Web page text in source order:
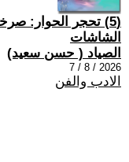
(5) تحجر الحوار:
الشاشات
الصياد ‏( حسن سعيد‏)
2026 / 8 / 7
الادب والفن